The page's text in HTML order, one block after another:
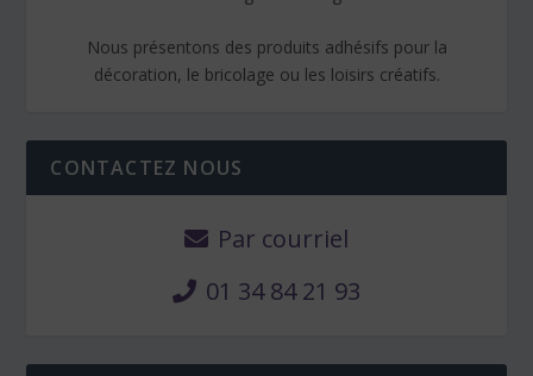
Nous présentons des produits adhésifs pour la
décoration, le bricolage ou les loisirs créatifs.
CONTACTEZ NOUS
Par courriel
01 34 84 21 93